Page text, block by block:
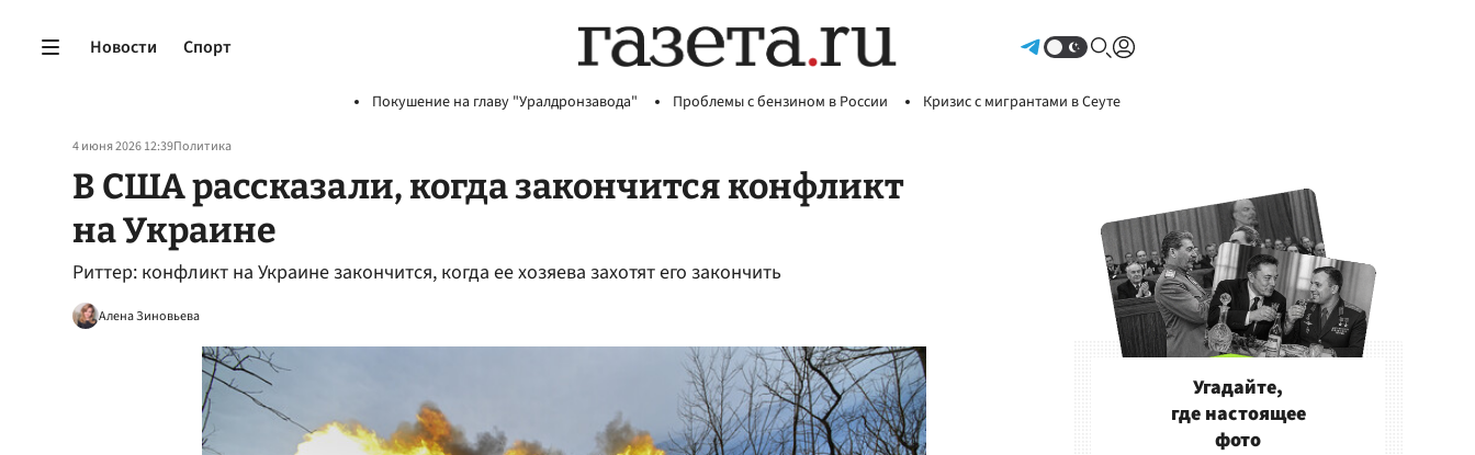
Новости Спорт
Покушение на главу "Уралдронзавода" Проблемы с бензином в России Кризис с мигрантами в Сеуте
4 июня 2026 12:39Политика
В США рассказали, когда закончится конфликт
на Украине
Риттер: конфликт на Украине закончится, когда ее хозяева захотят его закончить
Алена Зиновьева
Угадайте,
где настоящее
фото